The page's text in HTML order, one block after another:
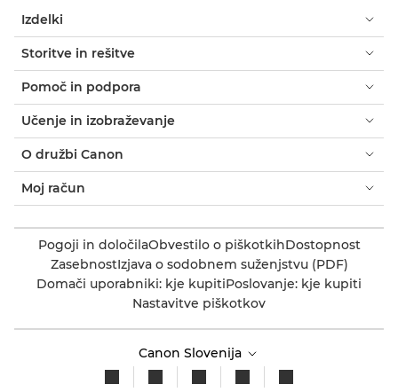
Izdelki
Storitve in rešitve
Pomoč in podpora
Učenje in izobraževanje
O družbi Canon
Moj račun
Pogoji in določilaObvestilo o piškotkihDostopnost
ZasebnostIzjava o sodobnem suženjstvu (PDF)
Domači uporabniki: kje kupitiPoslovanje: kje kupiti
Nastavitve piškotkov
Canon Slovenija